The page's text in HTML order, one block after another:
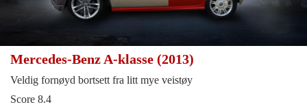
Mercedes-Benz A-klasse (2013)
Veldig fornøyd bortsett fra litt mye veistøy
Score 8.4